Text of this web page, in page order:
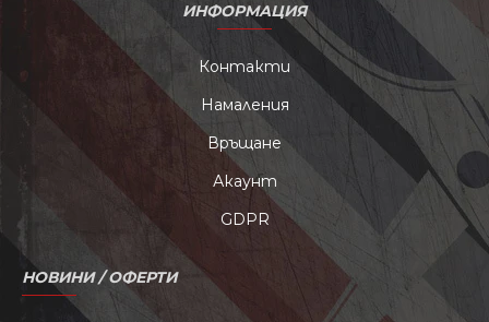
ИНФОРМАЦИЯ
Контакти
Намаления
Връщане
Акаунт
GDPR
НОВИНИ / ОФЕРТИ